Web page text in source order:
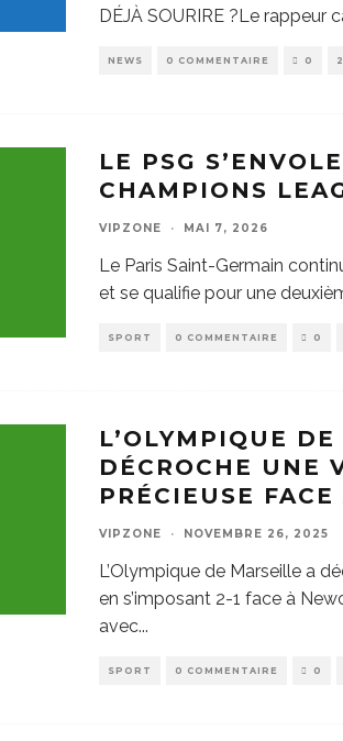
DÉJÀ SOURIRE ?Le rappeur
NEWS 0 COMMENTAIRE 0
LE PSG
CHAMPIONS
VIPZONE · MAI 7, 2026
Le Paris Saint-Germain
et se qualifie pour une
SPORT 0 COMMENTAIRE 0
L’OLYMPIQUE
DÉCROCHE UNE
PRÉCIEUSE
VIPZONE · NOVEMBRE 26, 2025
L’Olympique de Marseille a
en s’imposant 2-1 face à
avec...
SPORT 0 COMMENTAIRE 0